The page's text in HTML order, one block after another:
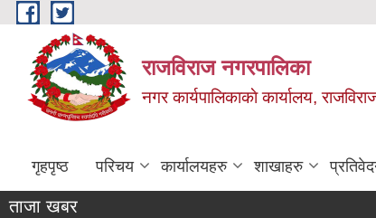
Skip to main content
राजविराज नगरपालिका
नगर कार्यपालिकाकाे कार्यालय,
गृहपृष्ठ परिचय कार्यालयहरु शाखाहरु
ताजा खबर